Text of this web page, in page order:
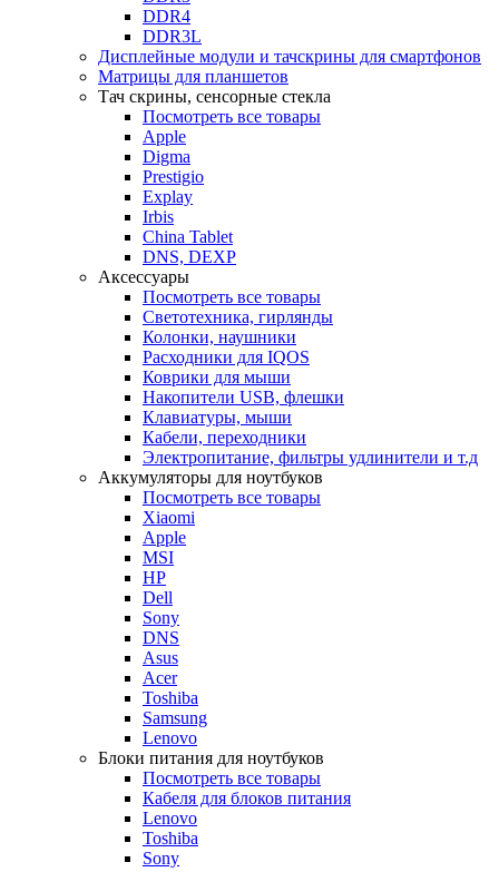
DDR4
DDR3L
Дисплейные модули и тачскрины для смартфонов
Матрицы для планшетов
Тач скрины, сенсорные стекла
Посмотреть все товары
Apple
Digma
Prestigio
Explay
Irbis
China Tablet
DNS, DEXP
Аксессуары
Посмотреть все товары
Светотехника, гирлянды
Колонки, наушники
Расходники для IQOS
Коврики для мыши
Накопители USB, флешки
Клавиатуры, мыши
Кабели, переходники
Электропитание, фильтры удлинители и т.д
Аккумуляторы для ноутбуков
Посмотреть все товары
Xiaomi
Apple
MSI
HP
Dell
Sony
DNS
Asus
Acer
Toshiba
Samsung
Lenovo
Блоки питания для ноутбуков
Посмотреть все товары
Кабеля для блоков питания
Lenovo
Toshiba
Sony